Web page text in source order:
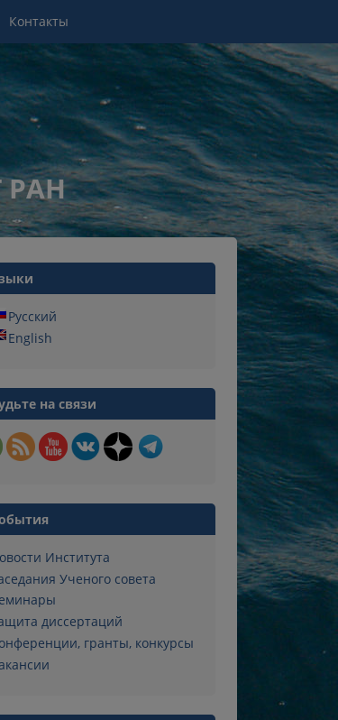
Контакты
Русский
English
на связи
Института
Ученого совета
диссертаций
гранты, конкурсы